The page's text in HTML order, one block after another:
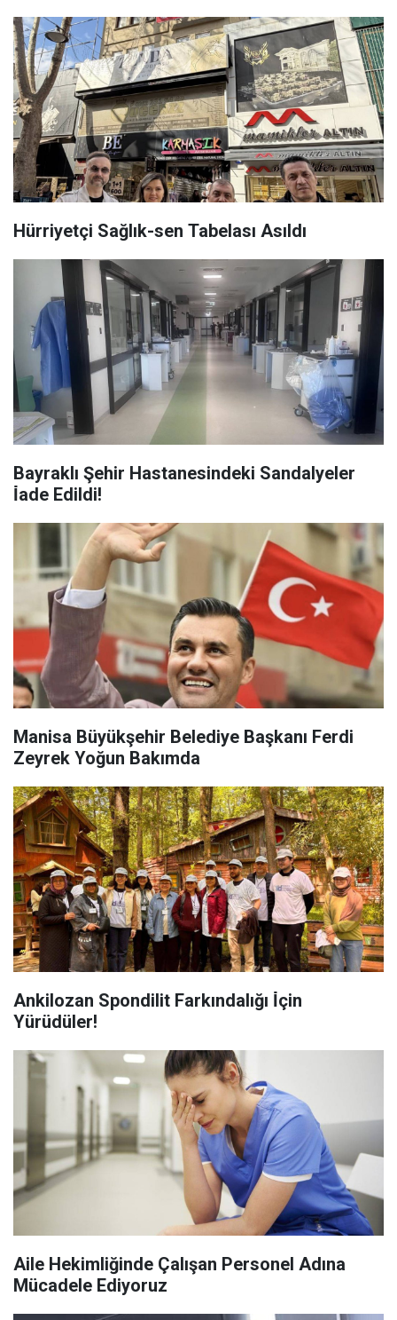
Hürriyetçi Sağlık-sen Tabelası Asıldı
Bayraklı Şehir Hastanesindeki Sandalyeler
İ̇ade Edildi!
Manisa Büyükşehir Belediye Başkanı Ferdi
Zeyrek Yoğun Bakımda
Ankilozan Spondilit Farkındalığı İ̇çin
Yürüdüler!
Aile Hekimliğinde Çalışan Personel Adına
Mücadele Ediyoruz